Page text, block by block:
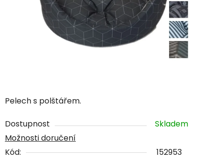
Pelech s polštářem.
Dostupnost
Skladem
Možnosti doručení
Kód:
152953